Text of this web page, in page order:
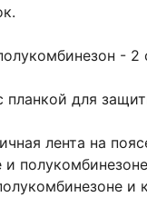
-
планкой для
лента на
и
и